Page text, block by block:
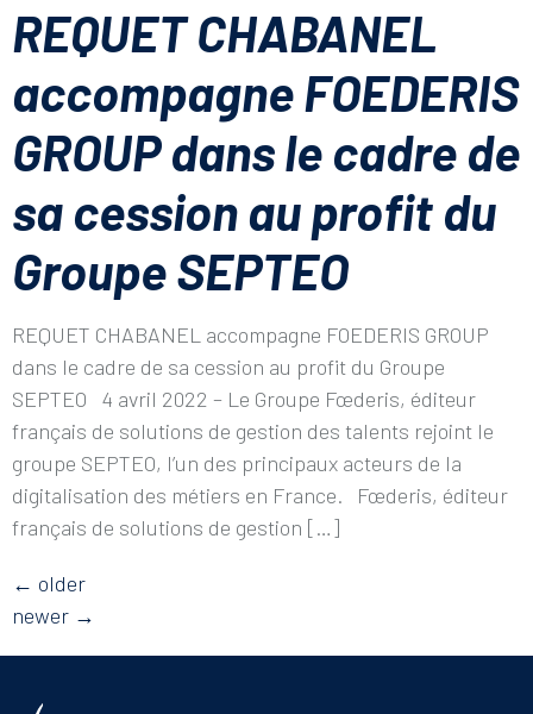
REQUET CHABANEL
accompagne FOEDERIS
GROUP dans le cadre de
sa cession au profit du
Groupe SEPTEO
REQUET CHABANEL accompagne FOEDERIS GROUP
dans le cadre de sa cession au profit du Groupe
SEPTEO 4 avril 2022 – Le Groupe Fœderis, éditeur
français de solutions de gestion des talents rejoint le
groupe SEPTEO, l’un des principaux acteurs de la
digitalisation des métiers en France. Fœderis, éditeur
français de solutions de gestion […]
← older
newer →